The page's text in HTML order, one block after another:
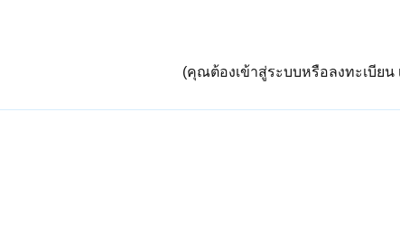
(คุณต้องเข้าสู่ระบบหรือลงทะเบียน